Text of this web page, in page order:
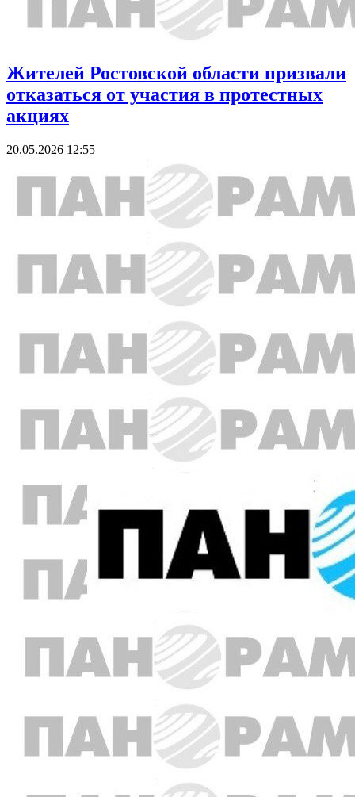
Жителей Ростовской области призвали
отказаться от участия в протестных
акциях
20.05.2026 12:55